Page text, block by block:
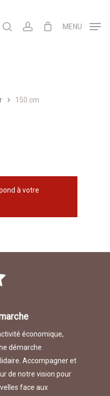
search account MENU
150 cm
Close
à votre
économique,
démarche
Accompagner et
de notre vision pour
face aux